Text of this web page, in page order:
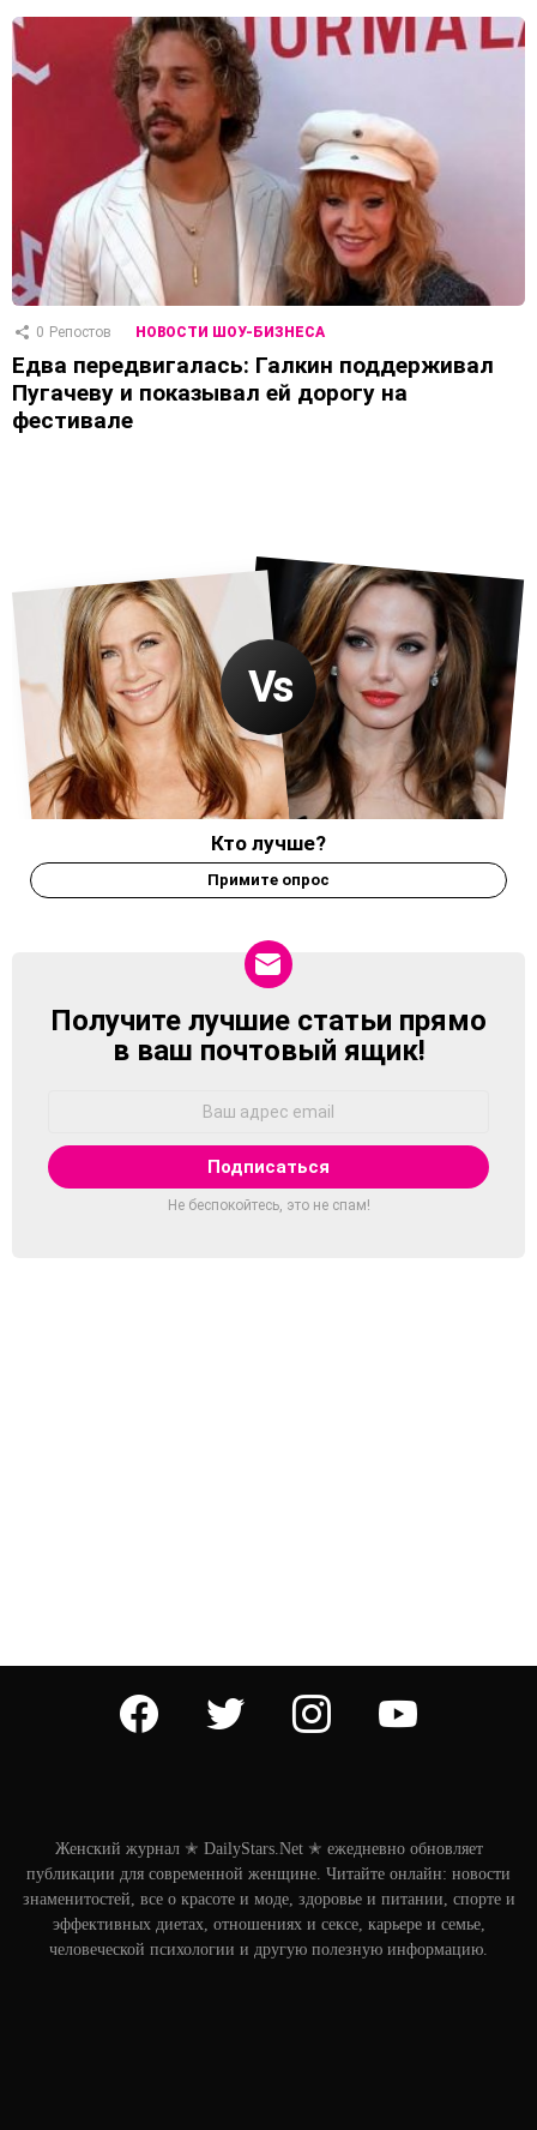
0 Репостов НОВОСТИ ШОУ-БИЗНЕСА
Едва передвигалась: Галкин поддерживал
Пугачеву и показывал ей дорогу на
фестивале
Кто лучше?
Примите опрос
NEWSLETTER
Получите лучшие статьи прямо
в ваш почтовый ящик!
Не беспокойтесь, это не спам!
facebook twitter instagram
Женский журнал ✭ DailyStars.Net ✭ ежедневно обновляет
публикации для современной женщине. Читайте онлайн: новости
знаменитостей, все о красоте и моде, здоровье и питании, спорте и
эффективных диетах, отношениях и сексе, карьере и семье,
человеческой психологии и другую полезную информацию.